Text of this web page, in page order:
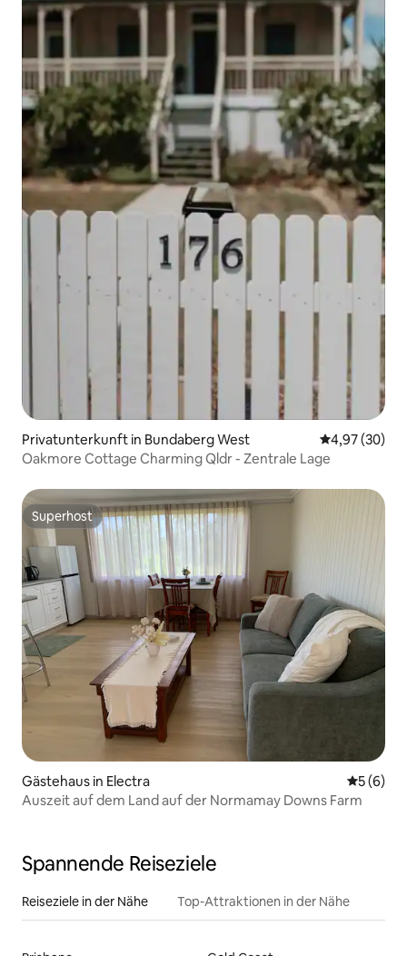
Privatunterkunft in Bundaberg West
4,97 (30)
Oakmore Cottage Charming Qldr - Zentrale Lage
Superhost
Superhost
Gästehaus in Electra
5 (6)
Auszeit auf dem Land auf der Normamay Downs Farm
Spannende Reiseziele
Reiseziele in der Nähe Top-Attraktionen in der Nähe